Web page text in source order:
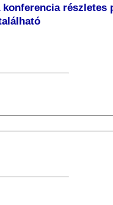
konferencia részletes